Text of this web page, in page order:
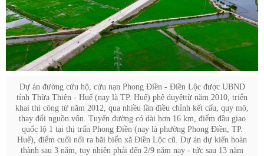
Dự án đường cứu hộ, cứu nạn Phong Điền - Điền Lộc được UBND
tỉnh Thừa Thiên - Huế (nay là TP. Huế) phê duyệt từ năm 2010, triển
khai thi công từ năm 2012, qua nhiều lần điều chỉnh kết cấu, quy mô,
thay đổi nguồn vốn. Tuyến đường có dài hơn 16 km, điểm đầu giao
quốc lộ 1 tại thị trấn Phong Điền (nay là phường Phong Điền, TP.
Huế), điểm cuối nối ra bãi biển xã Điền Lộc cũ. Dự án dự kiến hoàn
thành sau 3 năm, tuy nhiên phải đến 2/9 năm nay - tức sau 13 năm